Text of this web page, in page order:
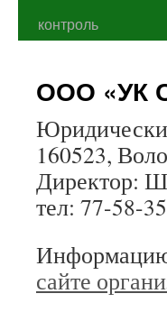
контроль
ООО «УК
160523,
Директор:
тел: 77-58-35
сайте